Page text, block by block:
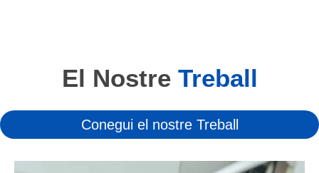
El Nostre Treball
Conegui el nostre Treball